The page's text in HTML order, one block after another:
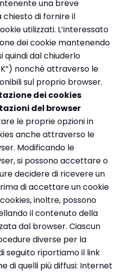
una breve
di fornire il
utilizzati. L’interessato
dei cookie mantenendo
quindi dal chiuderlo
nonché attraverso le
sul proprio browser.
dei cookies
del browser
le proprie opzioni in
anche attraverso le
Modificando le
si possono accettare o
decidere di ricevere un
di accettare un cookie
inoltre, possono
il contenuto della
dal browser. Ciascun
diverse per la
seguito riportiamo il link
di quelli più diffusi: Internet